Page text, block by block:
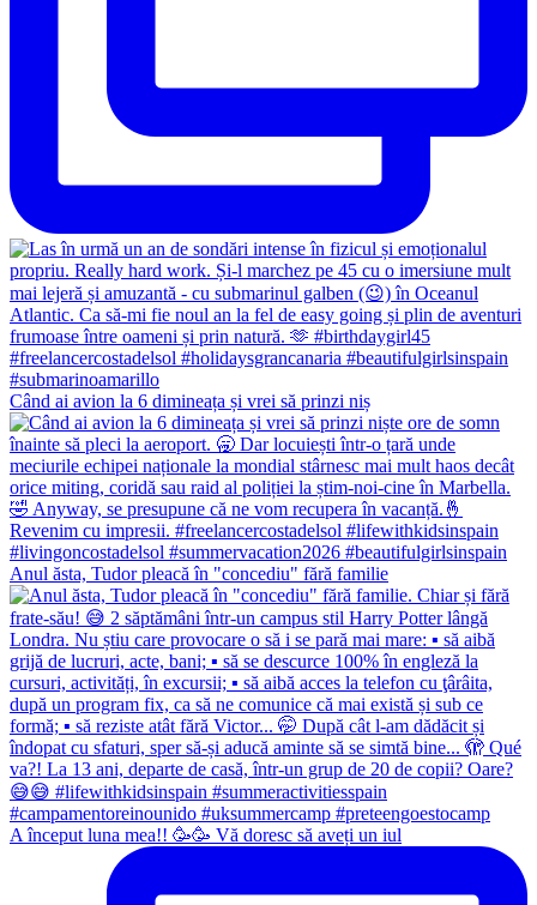
Când ai avion la 6 dimineața și vrei să prinzi niș
Anul ăsta, Tudor pleacă în "concediu" fără familie
A început luna mea!! 🥳🥳 Vă doresc să aveți un iul